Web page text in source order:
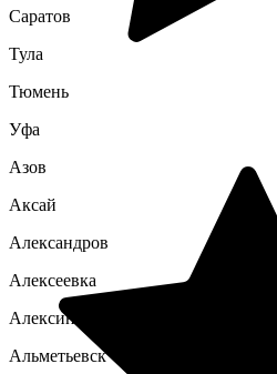
Саратов
Тула
Тюмень
Уфа
Азов
Аксай
Александров
Алексеевка
Алексин
Альметьевск